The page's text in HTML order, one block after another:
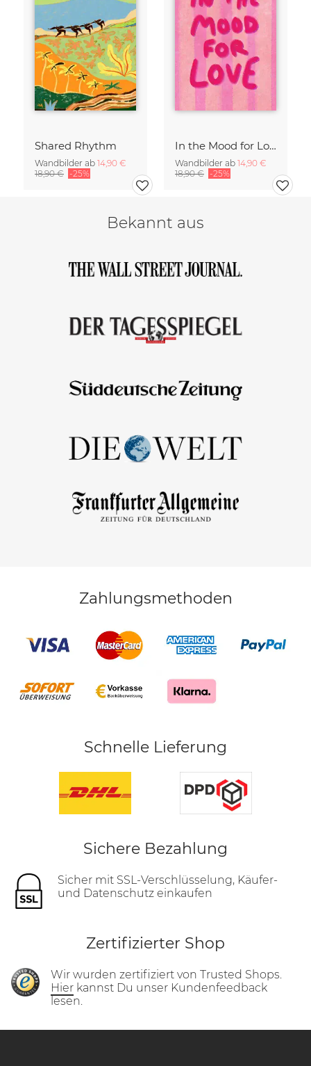
Shared Rhythm
Wandbilder ab 14,90 €
18,90 € -25%
In the Mood for Love - Handlettering
Wandbilder ab 14,90 €
18,90 € -25%
Bekannt aus
Zahlungsmethoden
Schnelle Lieferung
Sichere Bezahlung
Sicher mit SSL-Verschlüsselung, Käufer-
und Datenschutz einkaufen
Zertifizierter Shop
Wir wurden zertifiziert von Trusted Shops.
Hier kannst Du unser Kundenfeedback
lesen.